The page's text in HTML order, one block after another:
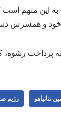
نتانیاهو در
خود و همسرش
به پرداخت
نتانیاهو رژیم